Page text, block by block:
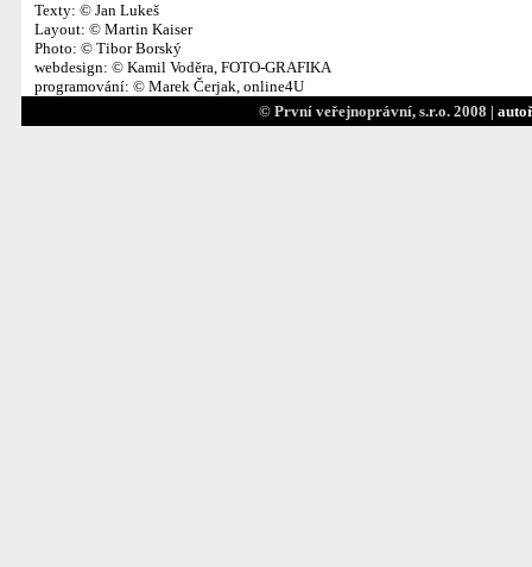
Texty: © Jan Lukeš
Layout: © Martin Kaiser
Photo: © Tibor Borský
webdesign: © Kamil Voděra, FOTO-GRAFIKA
programování: © Marek Čerjak, online4U
© První veřejnoprávní, s.r.o. 2008 |